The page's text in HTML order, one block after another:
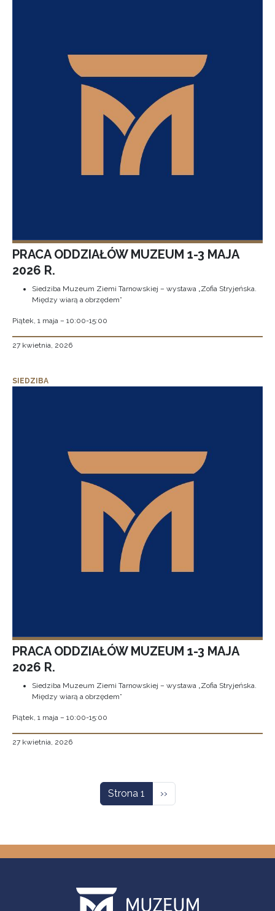
PRACA ODDZIAŁÓW MUZEUM 1-3 MAJA
2026 R.
Siedziba Muzeum Ziemi Tarnowskiej – wystawa „Zofia Stryjeńska.
Między wiarą a obrzędem”
Piątek, 1 maja – 10:00-15:00
27 kwietnia, 2026
SIEDZIBA
PRACA ODDZIAŁÓW MUZEUM 1-3 MAJA
2026 R.
Siedziba Muzeum Ziemi Tarnowskiej – wystawa „Zofia Stryjeńska.
Między wiarą a obrzędem”
Piątek, 1 maja – 10:00-15:00
27 kwietnia, 2026
Strona 1 Następna strona
››